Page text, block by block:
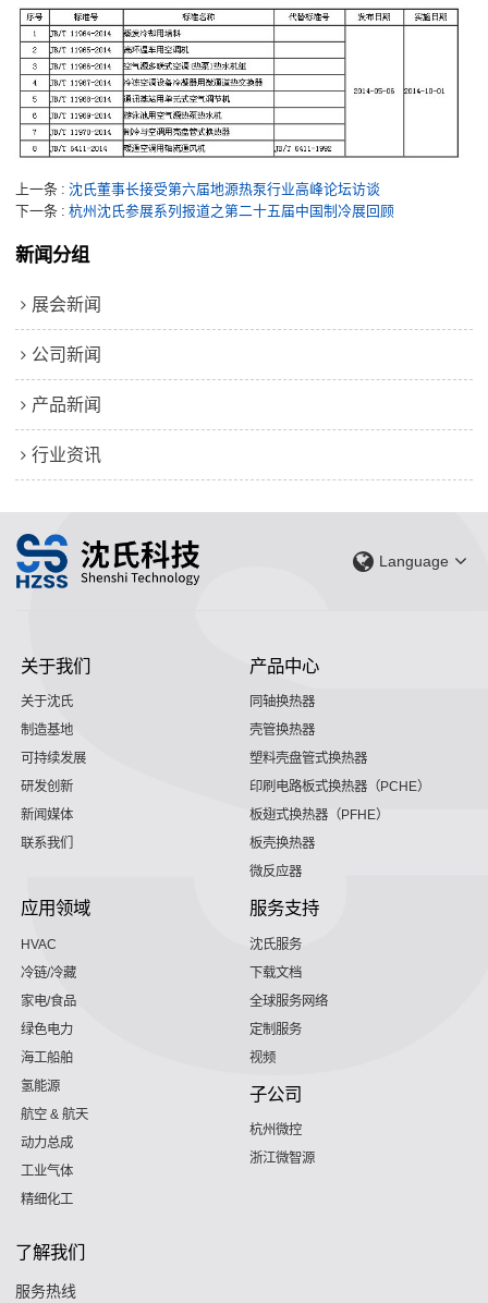
上一条
沈氏董事长接受第六届地源热泵行业高峰论坛访谈
下一条
杭州沈氏参展系列报道之第二十五届中国制冷展回顾
新闻分组
展会新闻
公司新闻
产品新闻
行业资讯
Language
关于我们
关于沈氏
制造基地
可持续发展
研发创新
新闻媒体
联系我们
产品中心
同轴换热器
壳管换热器
塑料壳盘管式换热器
印刷电路板式换热器（PCHE）
板翅式换热器（PFHE）
板壳换热器
微反应器
应用领域
HVAC
冷链/冷藏
家电/食品
绿色电力
海工船舶
氢能源
航空 & 航天
动力总成
工业气体
精细化工
服务支持
沈氏服务
下载文档
全球服务网络
定制服务
视频
子公司
杭州微控
浙江微智源
了解我们
服务热线